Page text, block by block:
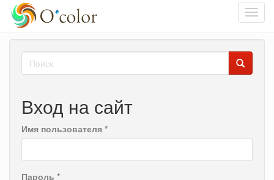
основному
Форма
поиска
Вход на сайт
Имя пользователя *
Пароль *